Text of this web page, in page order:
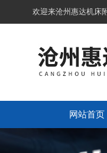
欢迎来沧州惠达机床
网站首页